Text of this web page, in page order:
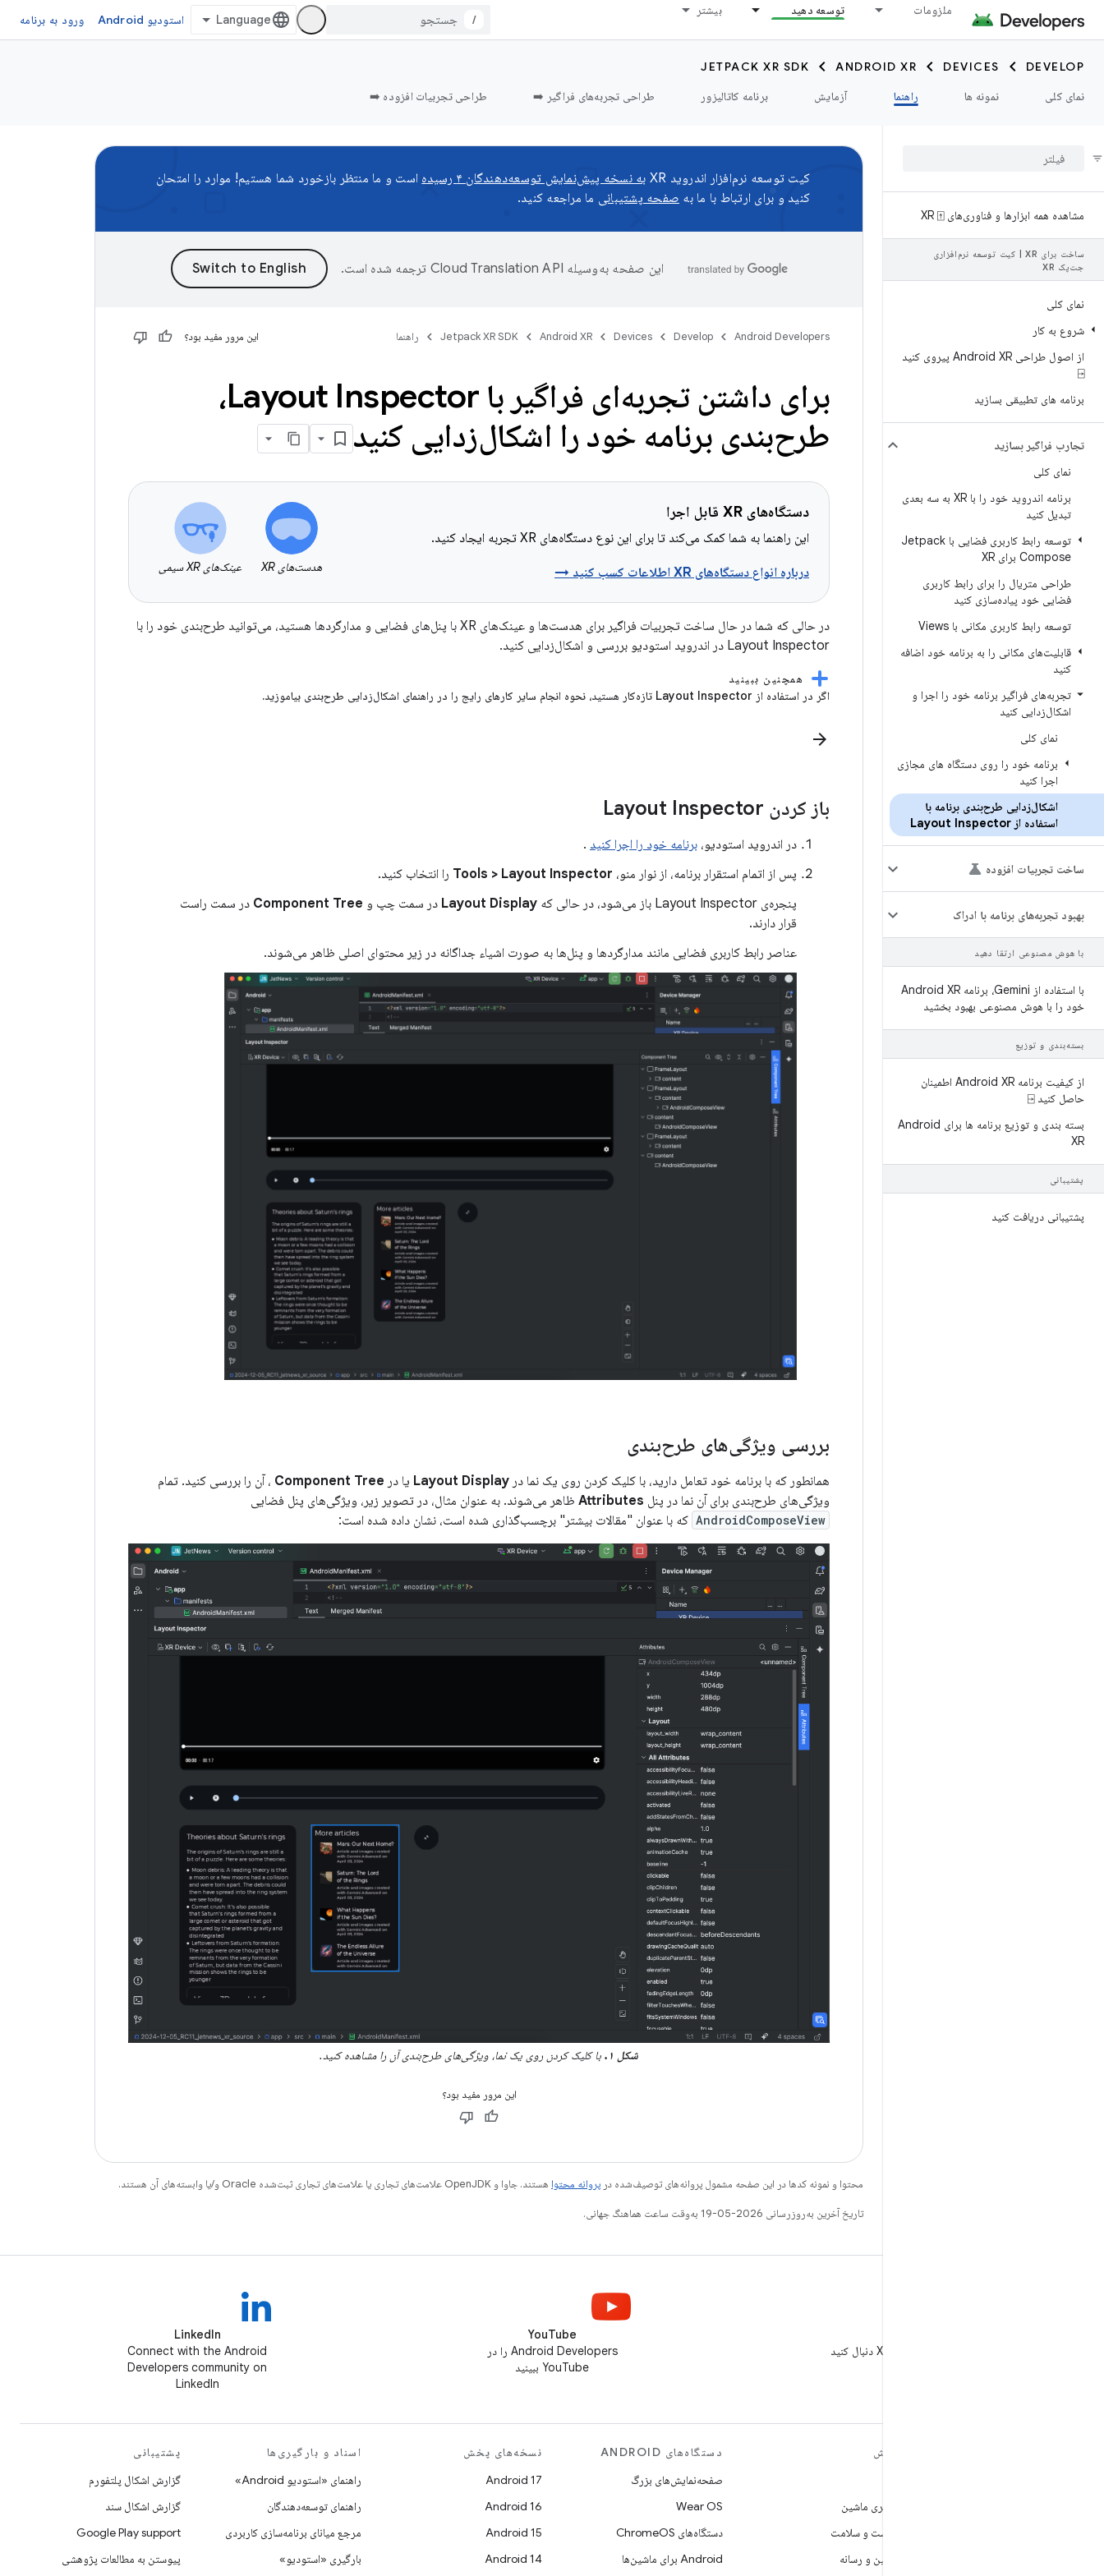
ملزومات توسعه دهید بیشتر
/ استودیو Android ورود به برنامه
DEVELOP
DEVICES
ANDROID XR
JETPACK XR SDK
نمای کلی
نمونه ها راهنما آزمایش برنامه کاتالیزور طراحی تجربه‌های فراگیر ➡️ طراحی تجربیات افزوده ➡️
مشاهده همه ابزارها و فناوری‌های XR ⍐
ساخت برای XR
کیت توسعه نرم‌افزاری
جت‌پک XR
نمای کلی
شروع به کار
از اصول طراحی Android XR پیروی کنید
⍈
برنامه های تطبیقی ​​بسازید
تجارب فراگیر بسازید
نمای کلی
برنامه اندروید خود را با XR به سه بعدی
تبدیل کنید
توسعه رابط کاربری فضایی با Jetpack
Compose برای XR
طراحی متریال را برای رابط کاربری
فضایی خود پیاده‌سازی کنید
توسعه رابط کاربری مکانی با Views
قابلیت‌های مکانی را به برنامه خود اضافه
کنید
تجربه‌های فراگیر برنامه خود را اجرا و
اشکال‌زدایی کنید
نمای کلی
برنامه خود را روی دستگاه های مجازی
اجرا کنید
اشکال‌زدایی طرح‌بندی برنامه با
استفاده از Layout Inspector
ساخت تجربیات افزوده
بهبود تجربه‌های برنامه با ادراک
با هوش مصنوعی ارتقا دهید
با استفاده از Gemini، برنامه Android XR
خود را با هوش مصنوعی بهبود بخشید
بسته‌بندی و توزیع
از کیفیت برنامه Android XR اطمینان
حاصل کنید ⍈
بسته بندی و توزیع برنامه ها برای Android
XR
پشتیبانی
پشتیبانی دریافت کنید
کیت توسعه نرم‌افزار اندروید XR به نسخه پیش‌نمایش توسعه‌دهندگان ۴ رسیده
است و ما منتظر بازخورد شما هستیم! موارد را امتحان
کنید و برای ارتباط با ما به صفحه پشتیبانی ما مراجعه کنید.
این صفحه به‌وسیله ترجمه شده است.
Android Developers
Develop
Devices
Android XR
Jetpack XR SDK راهنما این مرور مفید بود؟
برای داشتن تجربه‌ای فراگیر با Layout Inspector،
طرح‌بندی برنامه خود را اشکال‌زدایی کنید
دستگاه‌های XR قابل اجرا
این راهنما به شما کمک می‌کند تا برای این نوع دستگاه‌های XR تجربه ایجاد کنید.
درباره انواع دستگاه‌های XR اطلاعات کسب کنید → هدست‌های XR عینک‌های XR سیمی
در حالی که شما در حال ساخت تجربیات فراگیر برای هدست‌ها و عینک‌های XR با پنل‌های فضایی و مدارگردها هستید، می‌توانید طرح‌بندی خود را با
Layout Inspector در اندروید استودیو بررسی و اشکال‌زدایی کنید.
همچنین ببینید
اگر در استفاده از Layout Inspector تازه‌کار هستید، نحوه انجام سایر کارهای رایج را در راهنمای اشکال‌زدایی طرح‌بندی بیاموزید.
arrow_forward
باز کردن Layout Inspector
در اندروید استودیو، برنامه خود را اجرا کنید .
پس از اتمام استقرار برنامه، از نوار منو، Tools > Layout Inspector را انتخاب کنید.
پنجره‌ی Layout Inspector باز می‌شود، در حالی که
Layout Display در سمت چپ و Component Tree در سمت راست
قرار دارند.
عناصر رابط کاربری فضایی مانند مدارگردها و پنل‌ها به صورت اشیاء جداگانه در زیر محتوای اصلی ظاهر می‌شوند.
بررسی ویژگی‌های طرح‌بندی
همانطور که با برنامه خود تعامل دارید، با کلیک کردن روی یک نما در Layout Display یا در Component Tree ، آن را بررسی کنید. تمام
ویژگی‌های طرح‌بندی برای آن نما در پنل Attributes ظاهر می‌شوند. به عنوان مثال، در تصویر زیر، ویژگی‌های پنل فضایی
AndroidComposeView که با عنوان "مقالات بیشتر" برچسب‌گذاری شده است، نشان داده شده است:
شکل ۱. با کلیک کردن روی یک نما، ویژگی‌های طرح‌بندی آن را مشاهده کنید.
این مرور مفید بود؟
محتوا و نمونه کدها در این صفحه مشمول پروانه‌های توصیف‌شده در پروانه محتوا هستند. جاوا و OpenJDK علامت‌های تجاری یا علامت‌های تجاری ثبت‌شده Oracle و/یا وابسته‌های آن هستند.
تاریخ آخرین به‌روزرسانی 2026-05-19 به‌وقت ساعت هماهنگ جهانی.
YouTube
Android Developers را در
YouTube ببینید
LinkedIn
Connect with the Android
Developers community on
LinkedIn
کاوش
یادگیری ماشین
بهداشت و سلامت
دوربین و رسانه
دستگاه‌های ANDROID
صفحه‌نمایش‌های بزرگ
Wear OS
دستگاه‌های ChromeOS
Android برای ماشین‌ها
نسخه‌های پخش
Android 17
Android 16
Android 15
Android 14
اسناد و بارگیری‌ها
راهنمای «استودیو Android»
راهنمای توسعه‌دهندگان
مرجع میانای برنامه‌سازی کاربردی
بارگیری «استودیو»
پشتیبانی
گزارش اشکال پلتفورم
گزارش اشکال سند
Google Play support
پیوستن به مطالعات پژوهشی